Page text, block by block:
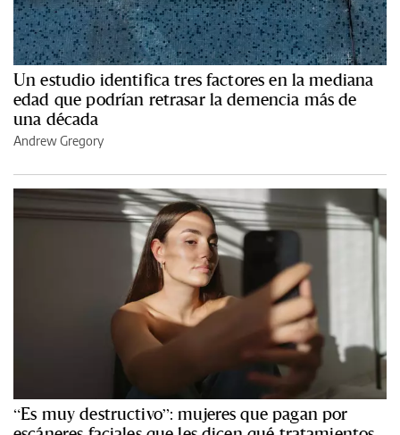
Un estudio identifica tres factores en la mediana
edad que podrían retrasar la demencia más de
una década
Andrew Gregory
“Es muy destructivo”: mujeres que pagan por